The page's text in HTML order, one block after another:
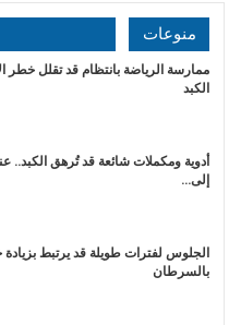
منوعات
ممارسة الرياضة بانتظام قد تقلل خطر
الكبد
أدوية ومكملات شائعة قد تُرهق الكبد..
إلى…
الجلوس لفترات طويلة قد يرتبط بزيادة
بالسرطان